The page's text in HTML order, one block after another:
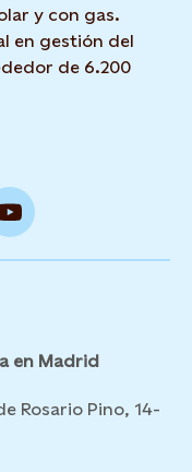
y con gas.
en gestión del
de 6.200
en Madrid
Rosario Pino, 14-